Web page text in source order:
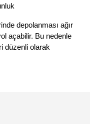
depolanması ağır
açabilir. Bu nedenle
düzenli olarak